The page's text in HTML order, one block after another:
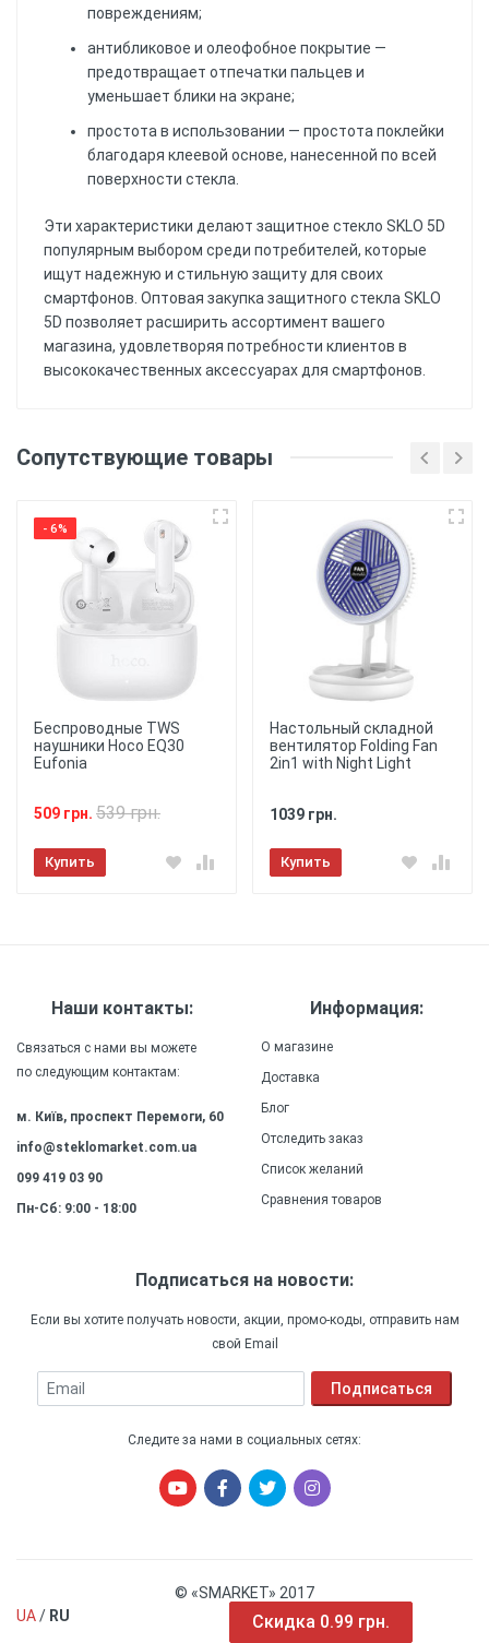
повреждениям;
антибликовое и олеофобное покрытие —
предотвращает отпечатки пальцев и
уменьшает блики на экране;
простота в использовании — простота поклейки
благодаря клеевой основе, нанесенной по всей
поверхности стекла.
Эти характеристики делают защитное стекло SKLO 5D
популярным выбором среди потребителей, которые
ищут надежную и стильную защиту для своих
смартфонов. Оптовая закупка защитного стекла SKLO
5D позволяет расширить ассортимент вашего
магазина, удовлетворяя потребности клиентов в
высококачественных аксессуарах для смартфонов.
Бренд
стекла
Тип аксессуара - С рамкой
Материал аксессуара
- Закаленное
стекло
Тип поклейки стекла/
плёнки
- Полная
Тип скругления стекла/
плёнки
- 2,5D
Напишите отзыв или
комментарий
★★★
Отправить
Сопутствующие товары
- 6%
Беспроводные TWS
наушники Hoco EQ30
Eufonia
509 грн. 539 грн.
Купить
Настольный складной
вентилятор Folding Fan
2in1 with Night Light
1039 грн.
Купить
Скидка 0.99 грн.
Наши контакты:
Связаться с нами вы можете
по следующим контактам:
м. Київ, проспект Перемоги, 60
info@steklomarket.com.ua
099 419 03 90
Пн-Сб: 9:00 - 18:00
Информация:
О магазине
Доставка
Блог
Отследить заказ
Список желаний
Сравнения товаров
Подписаться на новости:
Если вы хотите получать новости, акции, промо-коды, отправить нам
свой Email
Email Подписаться
Следите за нами в социальных сетях:
© «SMARKET» 2017
UA/ RU